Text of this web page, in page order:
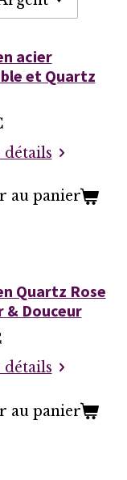
acier
et Quartz
détails
au panier
Quartz Rose
& Douceur
détails
au panier